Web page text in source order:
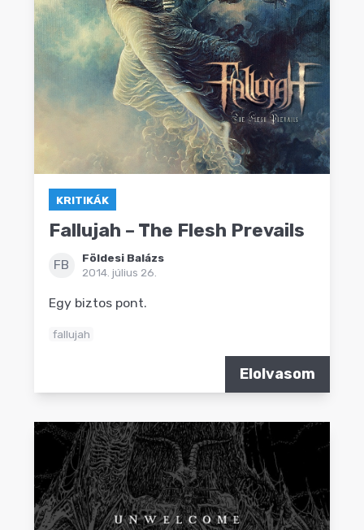
KRITIKÁK
Fallujah – The Flesh Prevails
FB
Földesi Balázs
2014. július 26.
Egy biztos pont.
fallujah
Elolvasom